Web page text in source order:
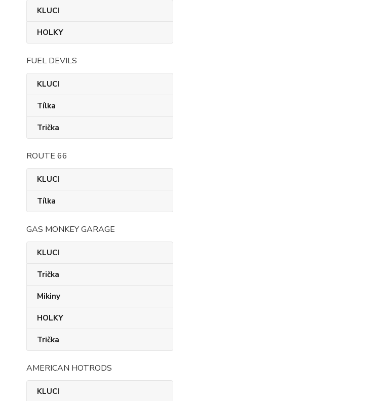
KLUCI
HOLKY
FUEL DEVILS
KLUCI
Tílka
Trička
ROUTE 66
KLUCI
Tílka
GAS MONKEY GARAGE
KLUCI
Trička
Mikiny
HOLKY
Trička
AMERICAN HOTRODS
KLUCI